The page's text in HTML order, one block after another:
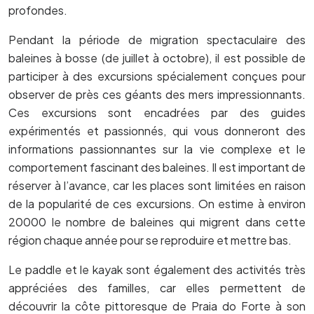
profondes.
Pendant la période de migration spectaculaire des
baleines à bosse (de juillet à octobre), il est possible de
participer à des excursions spécialement conçues pour
observer de près ces géants des mers impressionnants.
Ces excursions sont encadrées par des guides
expérimentés et passionnés, qui vous donneront des
informations passionnantes sur la vie complexe et le
comportement fascinant des baleines. Il est important de
réserver à l’avance, car les places sont limitées en raison
de la popularité de ces excursions. On estime à environ
20000 le nombre de baleines qui migrent dans cette
région chaque année pour se reproduire et mettre bas.
Le paddle et le kayak sont également des activités très
appréciées des familles, car elles permettent de
découvrir la côte pittoresque de Praia do Forte à son